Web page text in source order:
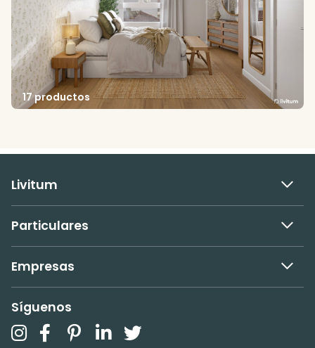
17 productos
Livitum
Particulares
Empresas
Síguenos